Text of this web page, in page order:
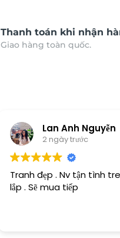
Thanh toán khi nhận
Giao hàng toàn quốc.
Lan Anh Nguyễn
2 ngày trước
Tranh đẹp . Nv tận tình
lắp . Sẽ mua tiếp